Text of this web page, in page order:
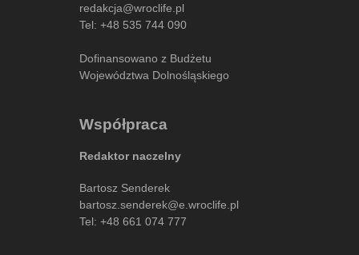
redakcja@wroclife.pl
Tel: +48 535 744 090
Dofinansowano z Budżetu
Województwa Dolnośląskiego
Współpraca
Redaktor naczelny
Bartosz Senderek
bartosz.senderek@e.wroclife.pl
Tel: +48 661 074 777